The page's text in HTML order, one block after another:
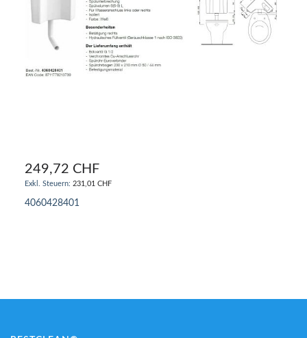
249,72 CHF
231,01 CHF
4060428401